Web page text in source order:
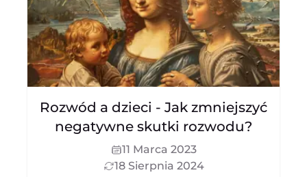
Rozwód a dzieci - Jak zmniejszyć
negatywne skutki rozwodu?
11 Marca 2023
18 Sierpnia 2024